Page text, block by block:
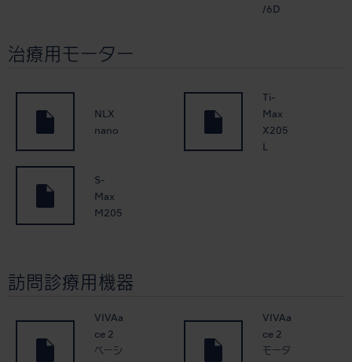
/6D
治療用モーター
NLX
nano
Ti-
Max
X205
L
S-
Max
M205
訪問診療用機器
VIVAa
ce 2
ベーシ
VIVAa
ce 2
モータ